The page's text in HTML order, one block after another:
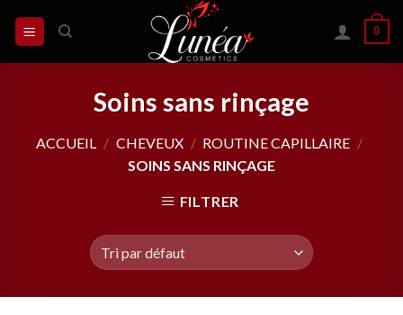
0
Soins sans rinçage
ACCUEIL / CHEVEUX / ROUTINE CAPILLAIRE /
SOINS SANS RINÇAGE
FILTRER